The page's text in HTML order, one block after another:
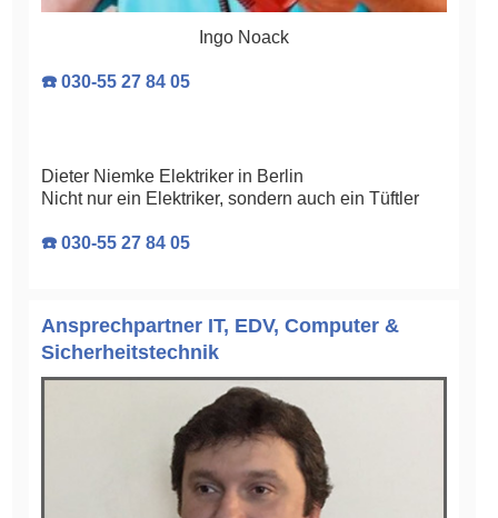
Ingo Noack
☎️ 030-55 27 84 05
Dieter Niemke Elektriker in Berlin
Nicht nur ein Elektriker, sondern auch ein Tüftler
☎️ 030-55 27 84 05
Ansprechpartner IT, EDV, Computer &
Sicherheitstechnik